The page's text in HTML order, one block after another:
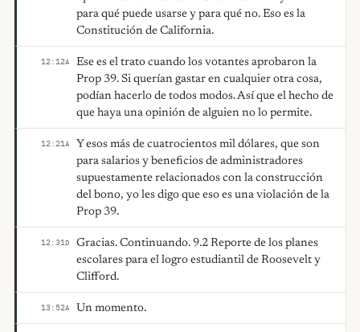
para qué puede usarse y para qué no. Eso es la
Constitución de California.
12:12A
Ese es el trato cuando los votantes aprobaron la
Prop 39. Si querían gastar en cualquier otra cosa,
podían hacerlo de todos modos. Así que el hecho de
que haya una opinión de alguien no lo permite.
12:21A
Y esos más de cuatrocientos mil dólares, que son
para salarios y beneficios de administradores
supuestamente relacionados con la construcción
del bono, yo les digo que eso es una violación de la
Prop 39.
12:31D
Gracias. Continuando. 9.2 Reporte de los planes
escolares para el logro estudiantil de Roosevelt y
Clifford.
13:52A Un momento.